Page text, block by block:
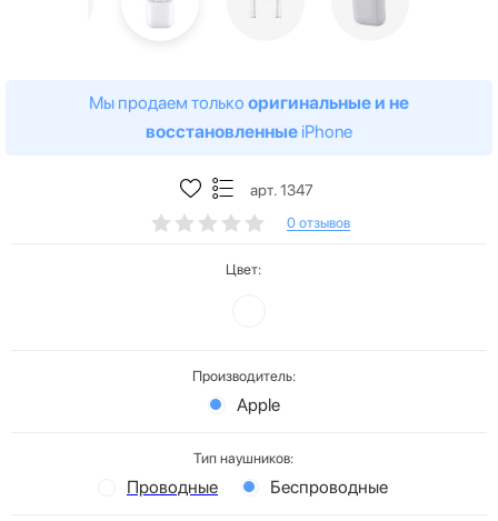
Мы продаем только оригинальные и не
восстановленные iPhone
арт. 1347
0 отзывов
Цвет:
Производитель:
Apple
Тип наушников:
Проводные Беспроводные